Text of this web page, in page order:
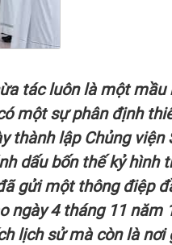
tác luôn là một mầu
một sự phân định
thành lập Chủng viện
dấu bốn thế kỷ hình
gửi một thông điệp
ngày 4 tháng 11 năm
lịch sử mà còn là nơi